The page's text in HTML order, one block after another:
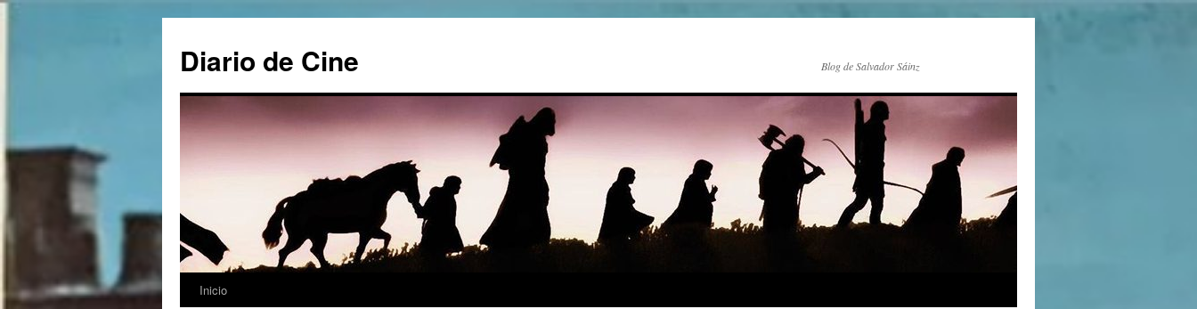
contenido
Diario de Cine Blog de Salvador Sáinz
Inicio